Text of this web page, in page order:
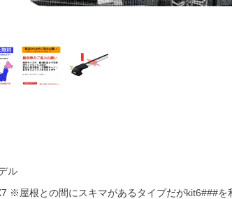
ル
※屋根との間にスキマがあるタイプだがkit6###を